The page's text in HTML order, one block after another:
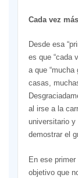
Cada vez
Desde esa
es que “cada
a que
casas,
al irse a la
universitario y
demostrar el
En ese primer
objetivo que